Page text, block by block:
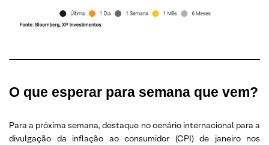
O que esperar para semana que vem?
Para a próxima semana, destaque no cenário internacional para a
divulgação da inflação ao consumidor (CPI) de janeiro nos